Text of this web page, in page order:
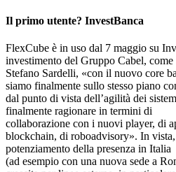
Il primo utente? InvestBanca
FlexCube è in uso dal 7 maggio su
investimento del Gruppo Cabel,
Stefano Sardelli, «con il nuovo core
siamo finalmente sullo stesso piano
dal punto di vista dell’agilità dei
finalmente ragionare in termini di
collaborazione con i nuovi player, di
blockchain, di roboadvisory». In
potenziamento della presenza in Italia
(ad esempio con una nuova sede a